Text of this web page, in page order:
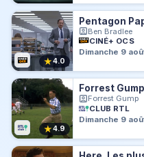
★4.0
Pentagon
Ben Bradlee
CINÉ+ OCS
Dimanche 9
★4.9
Forrest Gump
Forrest Gump
CLUB RTL
Dimanche 9